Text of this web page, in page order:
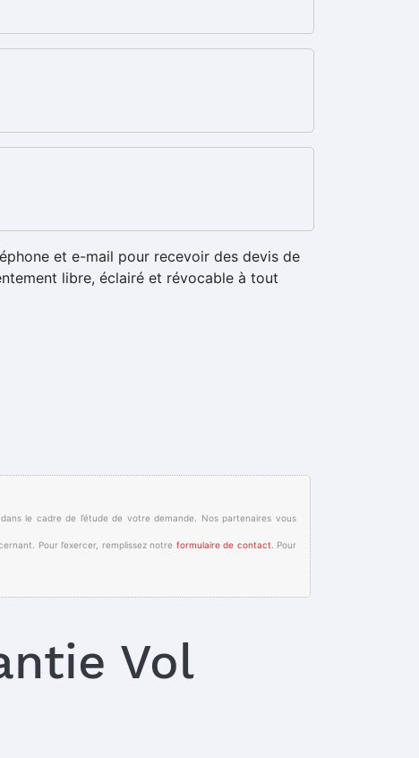
et e-mail pour recevoir des devis de
libre, éclairé et révocable à tout
le cadre de l’étude de votre demande. Nos partenaires vous
Pour l’exercer, remplissez notre formulaire de contact . Pour
Vol